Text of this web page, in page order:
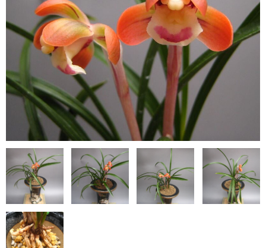
韓国春蘭花物
韓国春蘭柄物
鉢（黒楽鉢・錦鉢）
園芸資材
サンプル品
ショップ案内
注文ガイド/支払方法
Instagram